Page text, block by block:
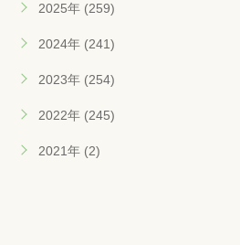
2025年 (259)
2024年 (241)
2023年 (254)
2022年 (245)
2021年 (2)